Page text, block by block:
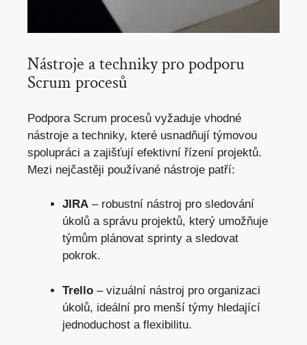
Nástroje a techniky pro podporu
Scrum procesů
Podpora Scrum procesů vyžaduje vhodné
nástroje a techniky, které usnadňují týmovou
spolupráci a zajišťují efektivní řízení projektů.
Mezi nejčastěji používané nástroje patří:
JIRA – robustní nástroj pro sledování
úkolů a správu projektů, který umožňuje
týmům plánovat sprinty a sledovat
pokrok.
Trello – vizuální nástroj pro organizaci
úkolů, ideální pro menší týmy hledající
jednoduchost a flexibilitu.